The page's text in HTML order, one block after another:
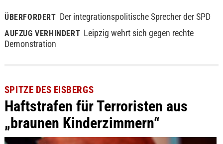
ÜBERFORDERT Der integrationspolitische Sprecher der SPD
AUFZUG VERHINDERT Leipzig wehrt sich gegen rechte
Demonstration
SPITZE DES EISBERGS
Haftstrafen für Terroristen aus
„braunen Kinderzimmern“